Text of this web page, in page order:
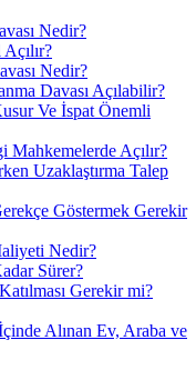
Nedir?
Nedir?
Davası Açılabilir?
Ve İspat Önemli
Mahkemelerde Açılır?
Uzaklaştırma Talep
Göstermek Gerekir
Nedir?
Sürer?
Gerekir mi?
Alınan Ev, Araba ve